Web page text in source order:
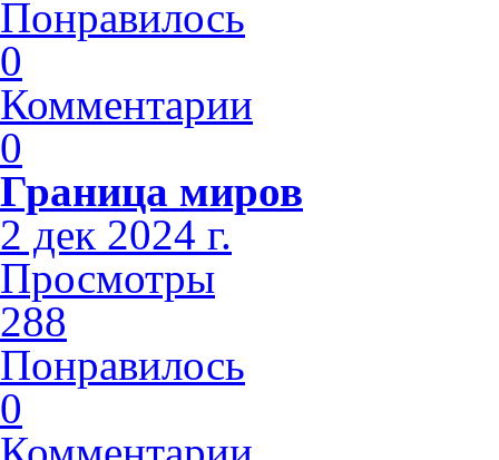
Понравилось
0
Комментарии
0
Граница миров
2 дек 2024 г.
Просмотры
288
Понравилось
0